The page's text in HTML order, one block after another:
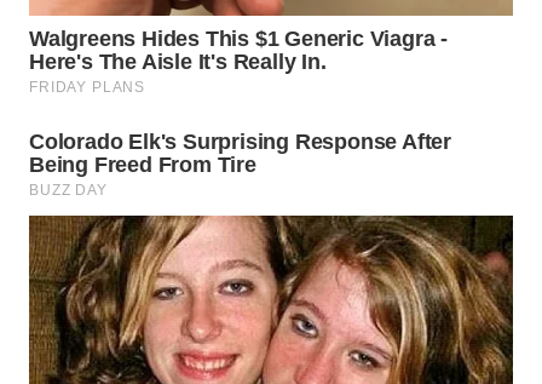
WN DELI
SERDANG
WN
TEBING
TINGGI
WN
PAKPAK
WN
KARAWANG